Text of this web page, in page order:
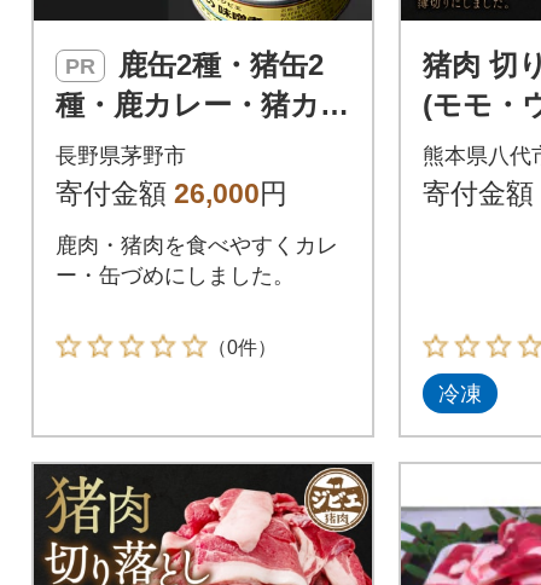
PR
種・鹿カレー・猪カレ
ー 6点セット
長野県茅野市
寄付金額 26,000円
鹿肉・猪肉を食べやすくカレ
ー・缶づめにしました。
（0件）
猪肉 切
(モモ・
パック
熊本県八代
寄付金額
冷凍